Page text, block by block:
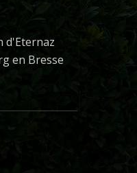
d'Eternaz
en Bresse